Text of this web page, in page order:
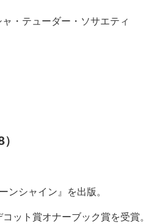
・テューダー・ソサエティ
シャイン』を出版。
ット賞オナーブック賞を受賞。